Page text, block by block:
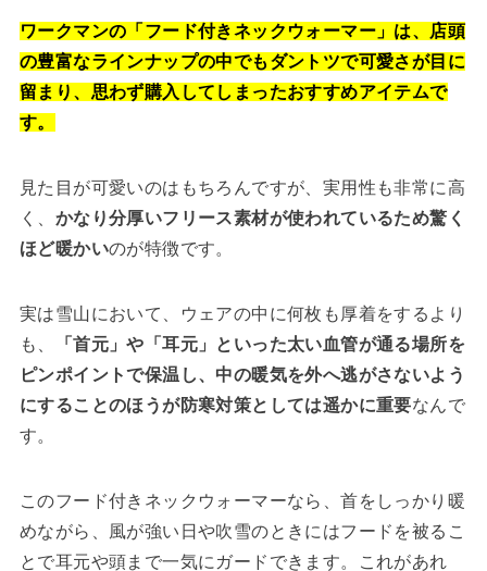
ワークマンの「フード付きネックウォーマー」は、店頭
の豊富なラインナップの中でもダントツで可愛さが目に
留まり、思わず購入してしまったおすすめアイテムで
す。
見た目が可愛いのはもちろんですが、実用性も非常に高
く、 かなり分厚いフリース素材が使われているため驚く
ほど暖かいのが特徴です。
実は雪山において、ウェアの中に何枚も厚着をするより
も、
「首元」や「耳元」といった太い血管が通る場所を
ピンポイントで保温し、中の暖気を外へ逃がさないよう
にすることのほうが防寒対策としては遥かに重要なんで
す。
このフード付きネックウォーマーなら、首をしっかり暖
めながら、風が強い日や吹雪のときにはフードを被るこ
とで耳元や頭まで一気にガードできます。これがあれ